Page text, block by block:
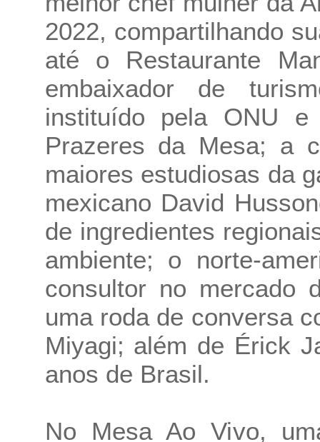
2022, compartilhando
até o Restaurante
embaixador de
instituído pela ONU
Prazeres da Mesa; a
maiores estudiosas da
mexicano David
de ingredientes
ambiente; o norte-
consultor no mercado
uma roda de conversa
Miyagi; além de Érick
anos de Brasil.
No Mesa Ao Vivo,